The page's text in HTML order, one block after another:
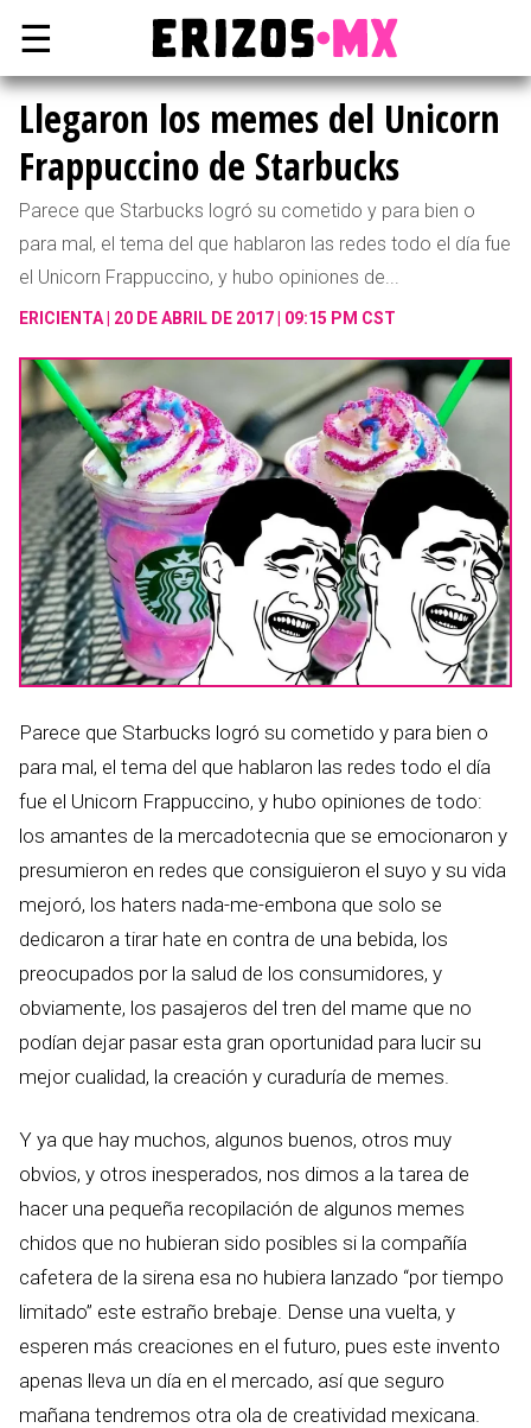
☰
Llegaron los memes del Unicorn
Frappuccino de Starbucks
Parece que Starbucks logró su cometido y para bien o
para mal, el tema del que hablaron las redes todo el día fue
el Unicorn Frappuccino, y hubo opiniones de...
ERICIENTA 20 DE ABRIL DE 2017 | 09:15 PM CST
Parece que Starbucks logró su cometido y para bien o
para mal, el tema del que hablaron las redes todo el día
fue el Unicorn Frappuccino, y hubo opiniones de todo:
los amantes de la mercadotecnia que se emocionaron y
presumieron en redes que consiguieron el suyo y su vida
mejoró, los haters nada-me-embona que solo se
dedicaron a tirar hate en contra de una bebida, los
preocupados por la salud de los consumidores, y
obviamente, los pasajeros del tren del mame que no
podían dejar pasar esta gran oportunidad para lucir su
mejor cualidad, la creación y curaduría de memes.
Y ya que hay muchos, algunos buenos, otros muy
obvios, y otros inesperados, nos dimos a la tarea de
hacer una pequeña recopilación de algunos memes
chidos que no hubieran sido posibles si la compañía
cafetera de la sirena esa no hubiera lanzado “por tiempo
limitado” este estraño brebaje. Dense una vuelta, y
esperen más creaciones en el futuro, pues este invento
apenas lleva un día en el mercado, así que seguro
mañana tendremos otra ola de creatividad mexicana.